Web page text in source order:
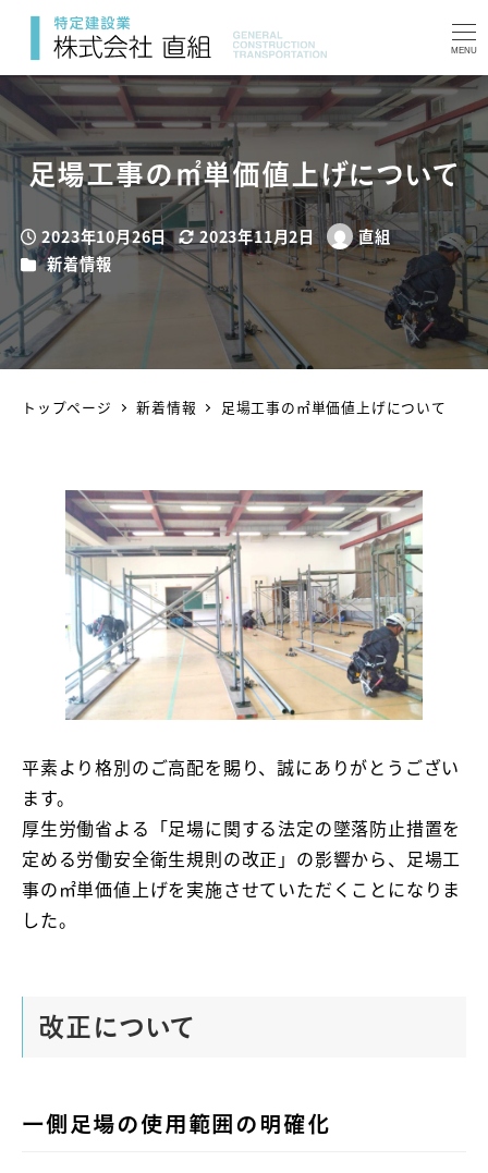
MENU
足場工事の㎡単価値上げについて
投稿日
2023年10月26日
更新日
2023年11月2日
著
者
直組
カテゴリー
新着情報
トップページ 新着情報 足場工事の㎡単価値上げについて
平素より格別のご高配を賜り、誠にありがとうござい
ます。
厚生労働省よる「足場に関する法定の墜落防止措置を
定める労働安全衛生規則の改正」の影響から、足場工
事の㎡単価値上げを実施させていただくことになりま
した。
改正について
一側足場の使用範囲の明確化